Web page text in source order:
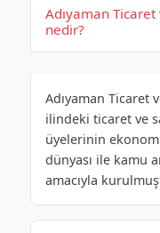
Adıyaman Ticaret
nedir?
Adıyaman Ticaret
ilindeki ticaret ve
üyelerinin
dünyası ile kamu
amacıyla